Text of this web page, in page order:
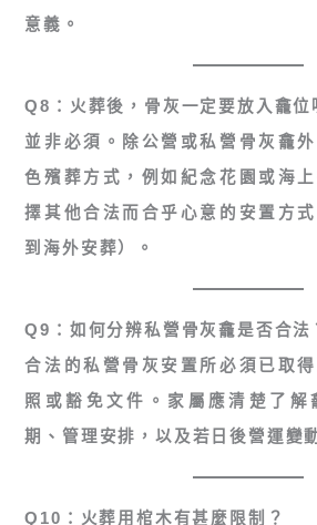
意義。
Q8：火葬後，骨灰一定要放入龕位
並非必須。除公營或私營骨灰龕
色殯葬方式，例如紀念花園或海
擇其他合法而合乎心意的安置方
到海外安葬）。
Q9：如何分辨私營骨灰龕是否合法
合法的私營骨灰安置所必須已取
照或豁免文件。家屬應清楚了解
期、管理安排，以及若日後營運變
Q10：火葬用棺木有甚麼限制？